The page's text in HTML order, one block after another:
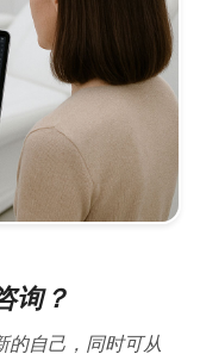
询？
的自己，同时可从